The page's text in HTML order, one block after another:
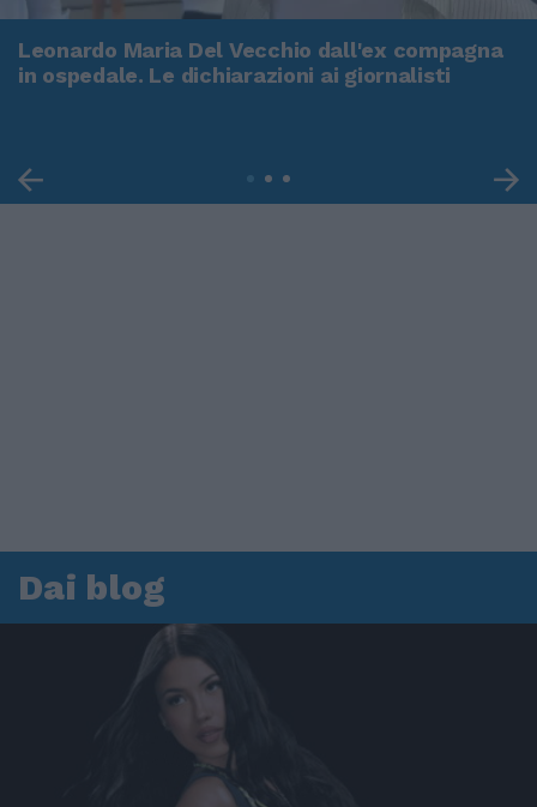
Leonardo Maria Del Vecchio dall'ex compagna
in ospedale. Le dichiarazioni ai giornalisti
Dai blog